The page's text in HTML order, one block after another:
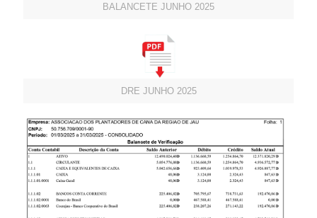
BALANCETE JUNHO 2025
DRE JUNHO 2025